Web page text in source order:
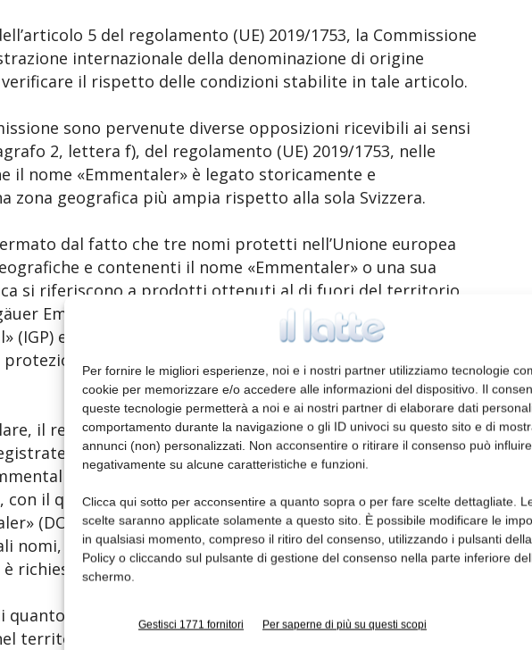
Per fornire le migliori esperienze, noi e i nostri partner utilizziamo tecnologie
cookie per memorizzare e/o accedere alle informazioni del dispositivo. Il
queste tecnologie permetterà a noi e ai nostri partner di elaborare dati
comportamento durante la navigazione o gli ID univoci su questo sito e di
annunci (non) personalizzati. Non acconsentire o ritirare il consenso può influire
negativamente su alcune caratteristiche e funzioni.
Clicca qui sotto per acconsentire a quanto sopra o per fare scelte dettagliate.
scelte saranno applicate solamente a questo sito. È possibile modificare le
in qualsiasi momento, compreso il ritiro del consenso, utilizzando i pulsanti
Policy o cliccando sul pulsante di gestione del consenso nella parte inferiore
schermo.
Gestisci 1771 fornitori Per saperne di più su questi scopi
5 del regolamento (UE) 2019/1753, la Commissione
internazionale della denominazione di origine
verificare il rispetto delle condizioni stabilite in tale articolo.
sono pervenute diverse opposizioni ricevibili ai sensi
2, lettera f), del regolamento (UE) 2019/1753, nelle
il nome «Emmentaler» è legato storicamente e
zona geografica più ampia rispetto alla sola Svizzera.
dal fatto che tre nomi protetti nell’Unione europea
e contenenti il nome «Emmentaler» o una sua
si riferiscono a prodotti ottenuti al di fuori del territorio
Emmentaler» (DOP), prodotto in Germania, «Emmental
(IGP) e «Emmental de Savoie» (IGP), prodotti in Francia. In
è concessa al nome composto e non al solo nome
regolamento (CE) n. 1107/96 della Commissione , con il
tra le altre, le indicazioni «Emmental français est-
de Savoie» (IGP), nonché il regolamento (CE) n. 123/97
con il quale è stata registrata, tra le altre, la denominazione
(DOP), specificano espressamente, nelle note a piè di
nomi, che la protezione dei nomi «Emmental» e
richiesta.
precede, il nome «Emmentaler» è considerato un
territorio dell’Unione.